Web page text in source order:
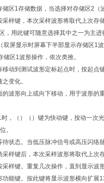
区1存储数据，当选择对存储区2
样键，本次采样波形将取代上次存
，用此键可随意选择其中之一为主
屏显示时屏幕下半部显示存储区1
区1波形操作，依次类推。
动到测试波形定标起点时，按起点
变化。
波形向上或向下移动，用于波形的
，（）（）键为快动键，按动一次
。
状态。当低压脉冲信号或高压闪络
样键后，本次采样波形将取代上次
样键。重复几次操作，直到显示波
能键。按此键将显示波形横向扩